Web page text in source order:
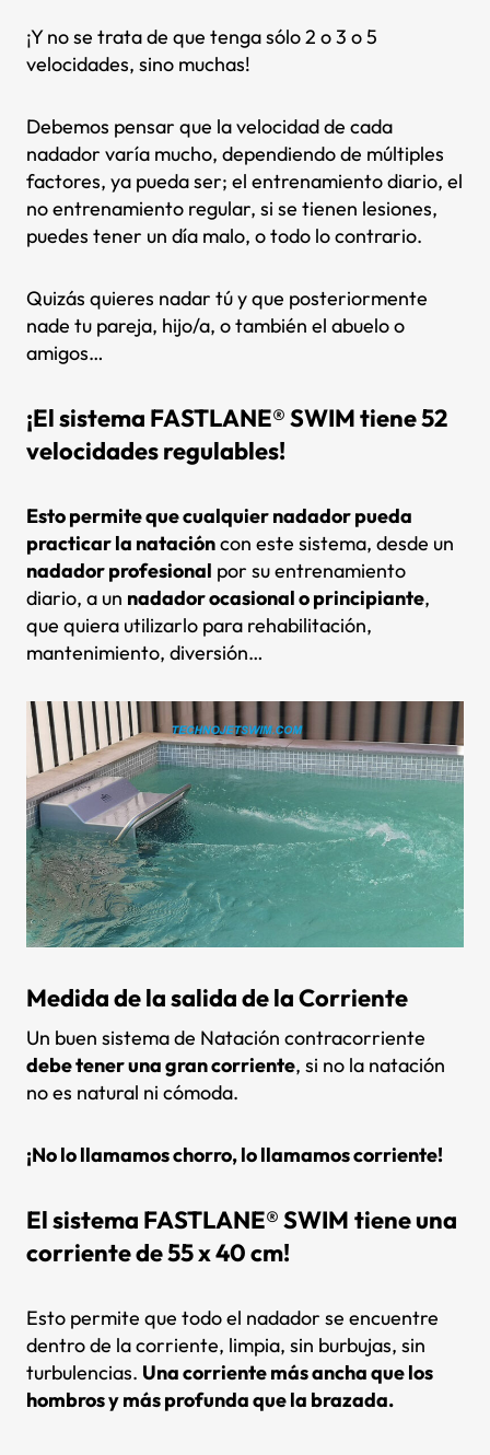
¡Y no se trata de que tenga sólo 2 o 3 o 5
velocidades, sino muchas!
Debemos pensar que la velocidad de cada
nadador varía mucho, dependiendo de múltiples
factores, ya pueda ser; el entrenamiento diario, el
no entrenamiento regular, si se tienen lesiones,
puedes tener un día malo, o todo lo contrario.
Quizás quieres nadar tú y que posteriormente
nade tu pareja, hijo/a, o también el abuelo o
amigos…
¡El sistema FASTLANE® SWIM tiene 52
velocidades regulables!
Esto permite que cualquier nadador pueda
practicar la natacióncon este sistema, desde un
nadador profesional por su entrenamiento
diario, a un nadador ocasional o principiante,
que quiera utilizarlo para rehabilitación,
mantenimiento, diversión…
Medida de la salida de la Corriente
Un buen sistema de Natación contracorriente
debe tener una gran corriente, si no la natación
no es natural ni cómoda.
¡No lo llamamos chorro, lo llamamos corriente!
El sistema FASTLANE® SWIM tiene una
corriente de 55 x 40 cm!
Esto permite que todo el nadador se encuentre
dentro de la corriente, limpia, sin burbujas, sin
turbulencias. Una corriente más ancha que los
hombros y más profunda que la brazada.